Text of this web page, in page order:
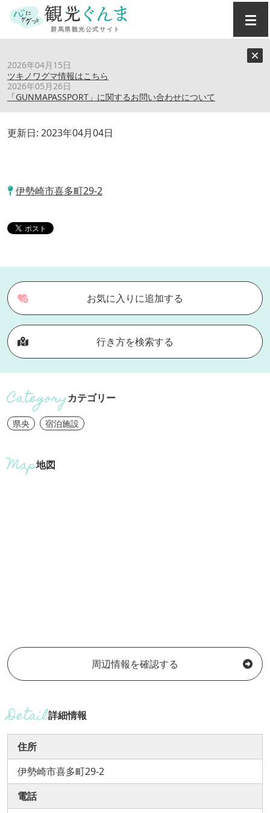
2026年04月15日
ツキノワグマ情報はこちら
2026年05月26日
「GUNMAPASSPORT」に関するお問い合わせについて
ABホテル伊勢崎
更新日: 2023年04月04日
伊勢崎市喜多町29-2
お気に入りに追加する
行き方を検索する
カテゴリー
県央 宿泊施設
地図
周辺情報を確認する
詳細情報
住所
伊勢崎市喜多町29-2
電話